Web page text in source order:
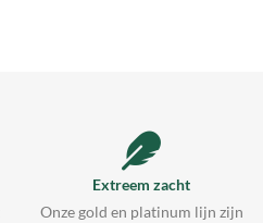
Extreem zacht
Onze gold en platinum lijn zijn